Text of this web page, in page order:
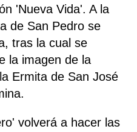
'Nueva Vida'. A la
de San Pedro se
tras la cual se
la imagen de la
Ermita de San José
volverá a hacer las